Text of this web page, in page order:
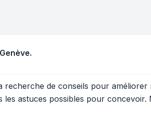
recherche de conseils pour améliorer
les astuces possibles pour